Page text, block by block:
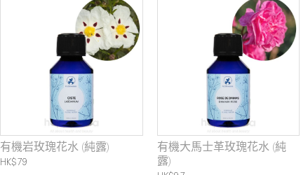
有機岩玫瑰花水 (純露)
HK$79
有機大馬士革玫瑰花水 (純
露)
DEFENDO 複方精油 (增強防
禦)
LUNA 複方精油 (明亮的夜)